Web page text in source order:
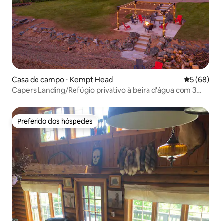
Casa de campo ⋅ Kempt Head 5 de uma
5 (68)
Capers Landing/Refúgio privativo à beira d'água com 3
Preferido dos hóspedes
Preferido dos hóspedes